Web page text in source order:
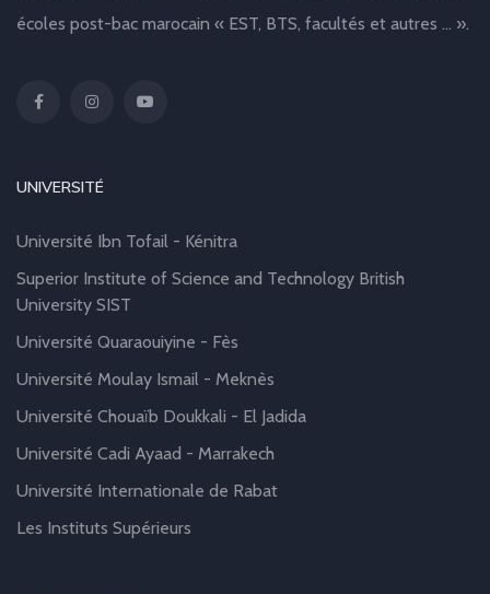
écoles post-bac marocain « EST, BTS, facultés et autres … ».
UNIVERSITÉ
Université Ibn Tofail - Kénitra
Superior Institute of Science and Technology British
University SIST
Université Quaraouiyine - Fès
Université Moulay Ismail - Meknès
Université Chouaïb Doukkali - El Jadida
Université Cadi Ayaad - Marrakech
Université Internationale de Rabat
Les Instituts Supérieurs